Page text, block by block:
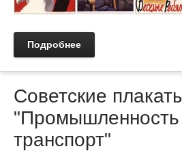
Подробнее
Советские
"Промышленность
транспорт"